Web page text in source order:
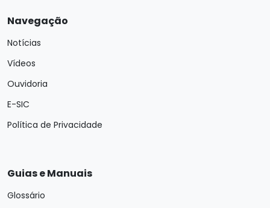
Navegação
Notícias
Vídeos
Ouvidoria
E-SIC
Política de Privacidade
Guias e Manuais
Glossário